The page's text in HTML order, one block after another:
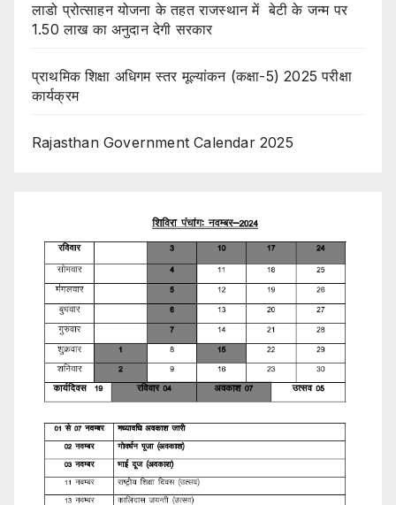
लाडो प्रोत्साहन योजना के तहत राजस्थान में बेटी के जन्म पर
1.50 लाख का अनुदान देगी सरकार
प्राथमिक शिक्षा अधिगम स्तर मूल्यांकन (कक्षा-5) 2025 परीक्षा
कार्यक्रम
Rajasthan Government Calendar 2025